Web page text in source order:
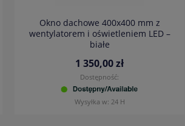
Okno dachowe 400x400 mm z
wentylatorem i oświetleniem LED –
białe
1 350,00 zł
Dostępność:
Wysyłka w: 24 H